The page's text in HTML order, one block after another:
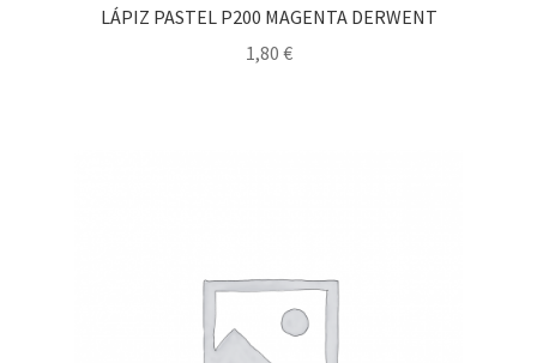
LÁPIZ PASTEL P200 MAGENTA DERWENT
1,80 €